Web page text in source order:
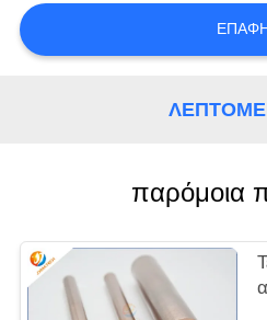
ΖΗΤΉΣΤΕ
ΈΝΑ
POLICY
παρόμοια